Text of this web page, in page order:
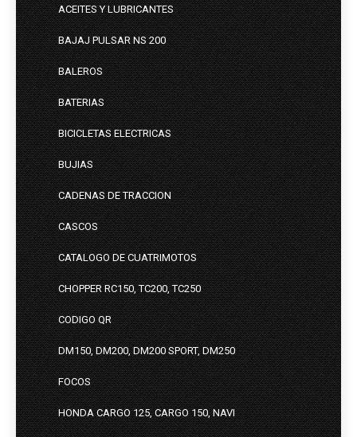
ACEITES Y LUBRICANTES
BAJAJ PULSAR NS 200
BALEROS
BATERIAS
BICICLETAS ELECTRICAS
BUJIAS
CADENAS DE TRACCION
CASCOS
CATALOGO DE CUATRIMOTOS
CHOPPER RC150, TC200, TC250
CODIGO QR
DM150, DM200, DM200 SPORT, DM250
FOCOS
HONDA CARGO 125, CARGO 150, NAVI